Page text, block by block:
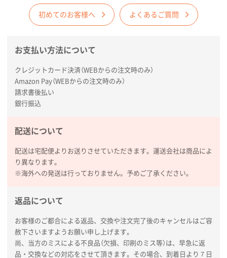
2026年01月29日 11:46
商品情報の正確な記載、スムーズなシステム対応
広島県(社様
枚
2026年01月27日 13:12
毎年注文しており、信頼できるから。出来上がりも満
熊本県S社様
ぺんてる ビクーニャフィール1000枚
2026年01月26日 15:45
印刷範囲が広かったから、取扱商品
新潟県R社様
2026年01月16日 10:53
納期が比較的短く、ロット数が豊富に選べて価格が安
かったため
初めてのお客様へ よくあるご質問
お支払い方法について
クレジットカード決済（WEBからの注文時のみ）
Amazon Pay（WEBからの注文時のみ）
請求書後払い
銀行振込
配送について
配送は宅配便よりお送りさせていただきます。運送会社は商品によ
り異なります。
※海外への発送は行っておりません。予めご了承ください。
返品について
お客様のご都合による返品、交換や注文完了後のキャンセルはご容
赦下さいますようお願い申し上げます。
尚、当方のミスによる不良品（欠損、印刷のミス等）は、早急に返
品・交換などの対応をさせて頂きます。その場合、到着日より７日